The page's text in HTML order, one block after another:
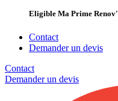
Eligible Ma Prime Renov'
Contact
Demander un devis
Contact
Demander un devis